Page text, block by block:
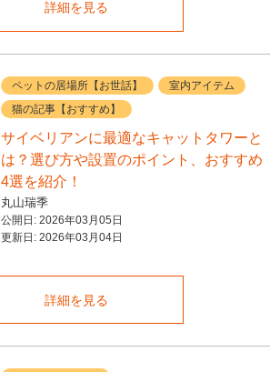
詳細を見る
ペットの居場所【お世話】
室内アイテム
猫の記事【おすすめ】
サイベリアンに最適なキャットタワーと
は？選び方や設置のポイント、おすすめ
4選を紹介！
丸山瑞季
公開日: 2026年03月05日
更新日: 2026年03月04日
詳細を見る